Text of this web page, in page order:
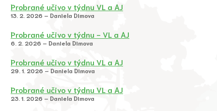
Probrané učivo v týdnu VL a AJ
13. 2. 2026 – Daniela Dimova
Probrané učivo v týdnu - VL a AJ
6. 2. 2026 – Daniela Dimova
Probrané učivo v týdnu VL a AJ
29. 1. 2026 – Daniela Dimova
Probrané učivo v týdnu VL a AJ
23. 1. 2026 – Daniela Dimova